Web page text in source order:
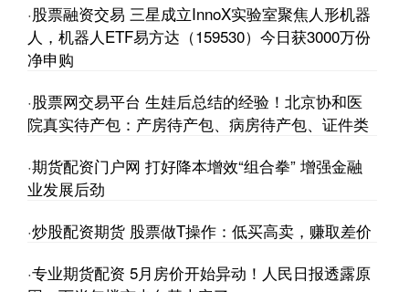
会上，招商银行、星展银行（中国）、渣打中国、南京银行、平安银
行的多位业内人士聚焦《五篇大文章将如何重塑金融行业》展开圆桌
·股票融资交易 三星成立InnoX实验室聚焦人形机器
人，机器人ETF易方达（159530）今日获3000万份
净申购
·股票网交易平台 生娃后总结的经验！北京协和医
院真实待产包：产房待产包、病房待产包、证件类
·期货配资门户网 打好降本增效“组合拳” 增强金融
业发展后劲
·炒股配资期货 股票做T操作：低买高卖，赚取差价
·专业期货配资 5月房价开始异动！人民日报透露原